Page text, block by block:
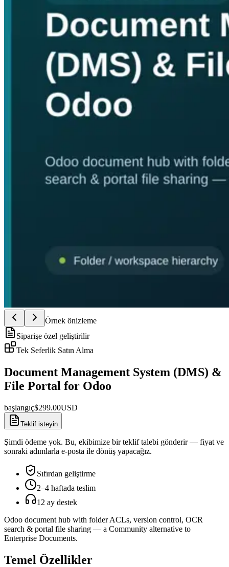
Örnek önizleme
Siparişe özel geliştirilir
Tek Seferlik Satın Alma
Document Management System (DMS) &
File Portal for Odoo
başlangıç$299.00USD
Teklif isteyin
Şimdi ödeme yok. Bu, ekibimize bir teklif talebi gönderir — fiyat ve
sonraki adımlarla e-posta ile dönüş yapacağız.
Sıfırdan geliştirme
2–4 haftada teslim
12 ay destek
Odoo document hub with folder ACLs, version control, OCR
search & portal file sharing — a Community alternative to
Enterprise Documents.
Temel Özellikler